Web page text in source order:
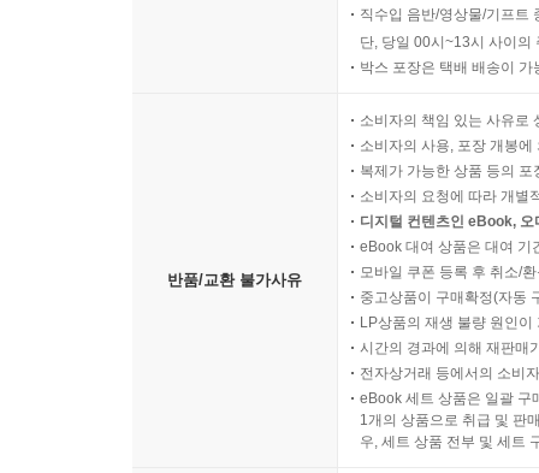
직수입 음반/영상물/기프트
단, 당일 00시~13시 사이의
박스 포장은 택배 배송이
반품/교환 불가사유
소비자의 책임 있는 사유로
소비자의 사용, 포장 개봉
복제가 가능한 상품 등의
소비자의 요청에 따라 개별
디지털 컨텐츠인 eBook,
eBook 대여 상품은 대여 기
모바일 쿠폰 등록 후 취소/
중고상품이 구매확정(자동
LP상품의 재생 불량 원인
시간의 경과에 의해 재판매
전자상거래 등에서의 소비
eBook 세트 상품은 일괄 구
1개의 상품으로 취급 및 판
우, 세트 상품 전부 및 세트